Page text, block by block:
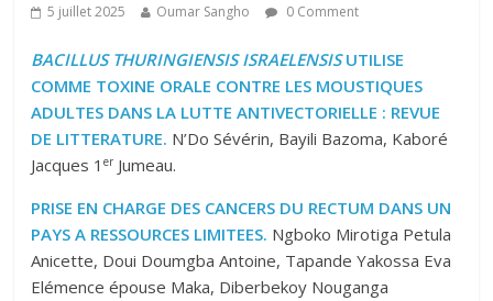
5 juillet 2025 Oumar Sangho 0 Comment
BACILLUS THURINGIENSIS ISRAELENSISUTILISE
COMME TOXINE ORALE CONTRE LES MOUSTIQUES
ADULTES DANS LA LUTTE ANTIVECTORIELLE : REVUE
DE LITTERATURE. N’Do Sévérin, Bayili Bazoma, Kaboré
Jacques 1er Jumeau.
PRISE EN CHARGE DES CANCERS DU RECTUM DANS UN
PAYS A RESSOURCES LIMITEES. Ngboko Mirotiga Petula
Anicette, Doui Doumgba Antoine, Tapande Yakossa Eva
Elémence épouse Maka, Diberbekoy Nouganga